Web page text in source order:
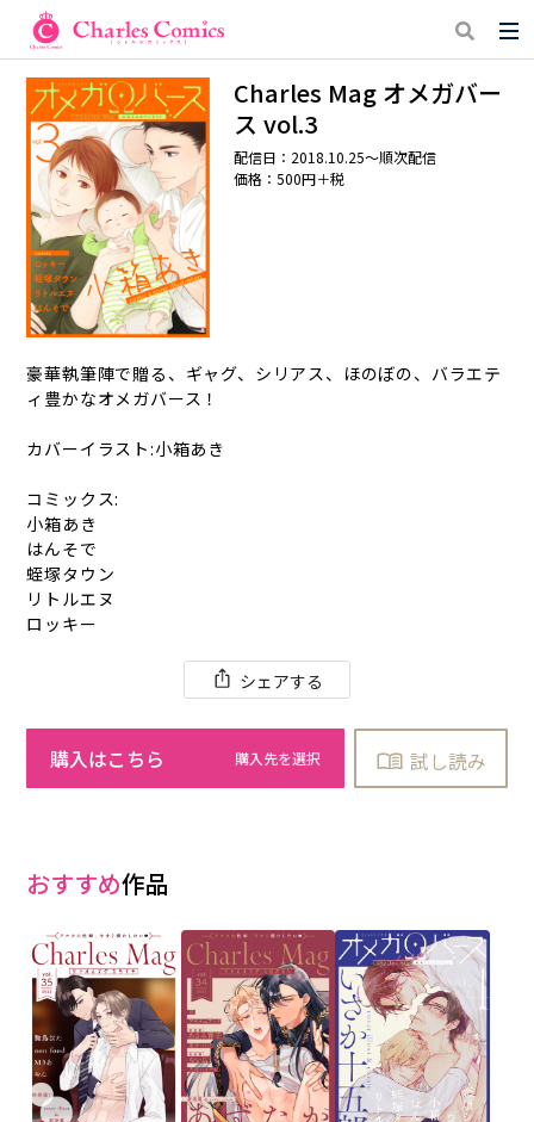
Charles Mag オメガバー
ス vol.3
配信日：2018.10.25〜順次配信
価格：500円＋税
豪華執筆陣で贈る、ギャグ、シリアス、ほのぼの、バラエテ
ィ豊かなオメガバース！
カバーイラスト:小箱あき
コミックス:
小箱あき
はんそで
蛭塚タウン
リトルエヌ
ロッキー
シェアする
購入はこちら 試し読み
おすすめ作品